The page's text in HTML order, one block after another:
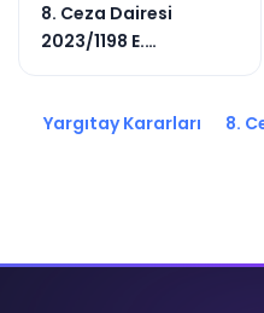
8. Ceza Dairesi
2023/1198 E.
Yargıtay Kararları 8.